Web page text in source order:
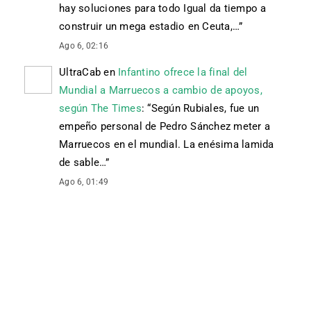
hay soluciones para todo Igual da tiempo a
construir un mega estadio en Ceuta,…”
Ago 6, 02:16
UltraCab en Infantino ofrece la final del
Mundial a Marruecos a cambio de apoyos,
según The Times: “Según Rubiales, fue un
empeño personal de Pedro Sánchez meter a
Marruecos en el mundial. La enésima lamida
de sable…”
Ago 6, 01:49